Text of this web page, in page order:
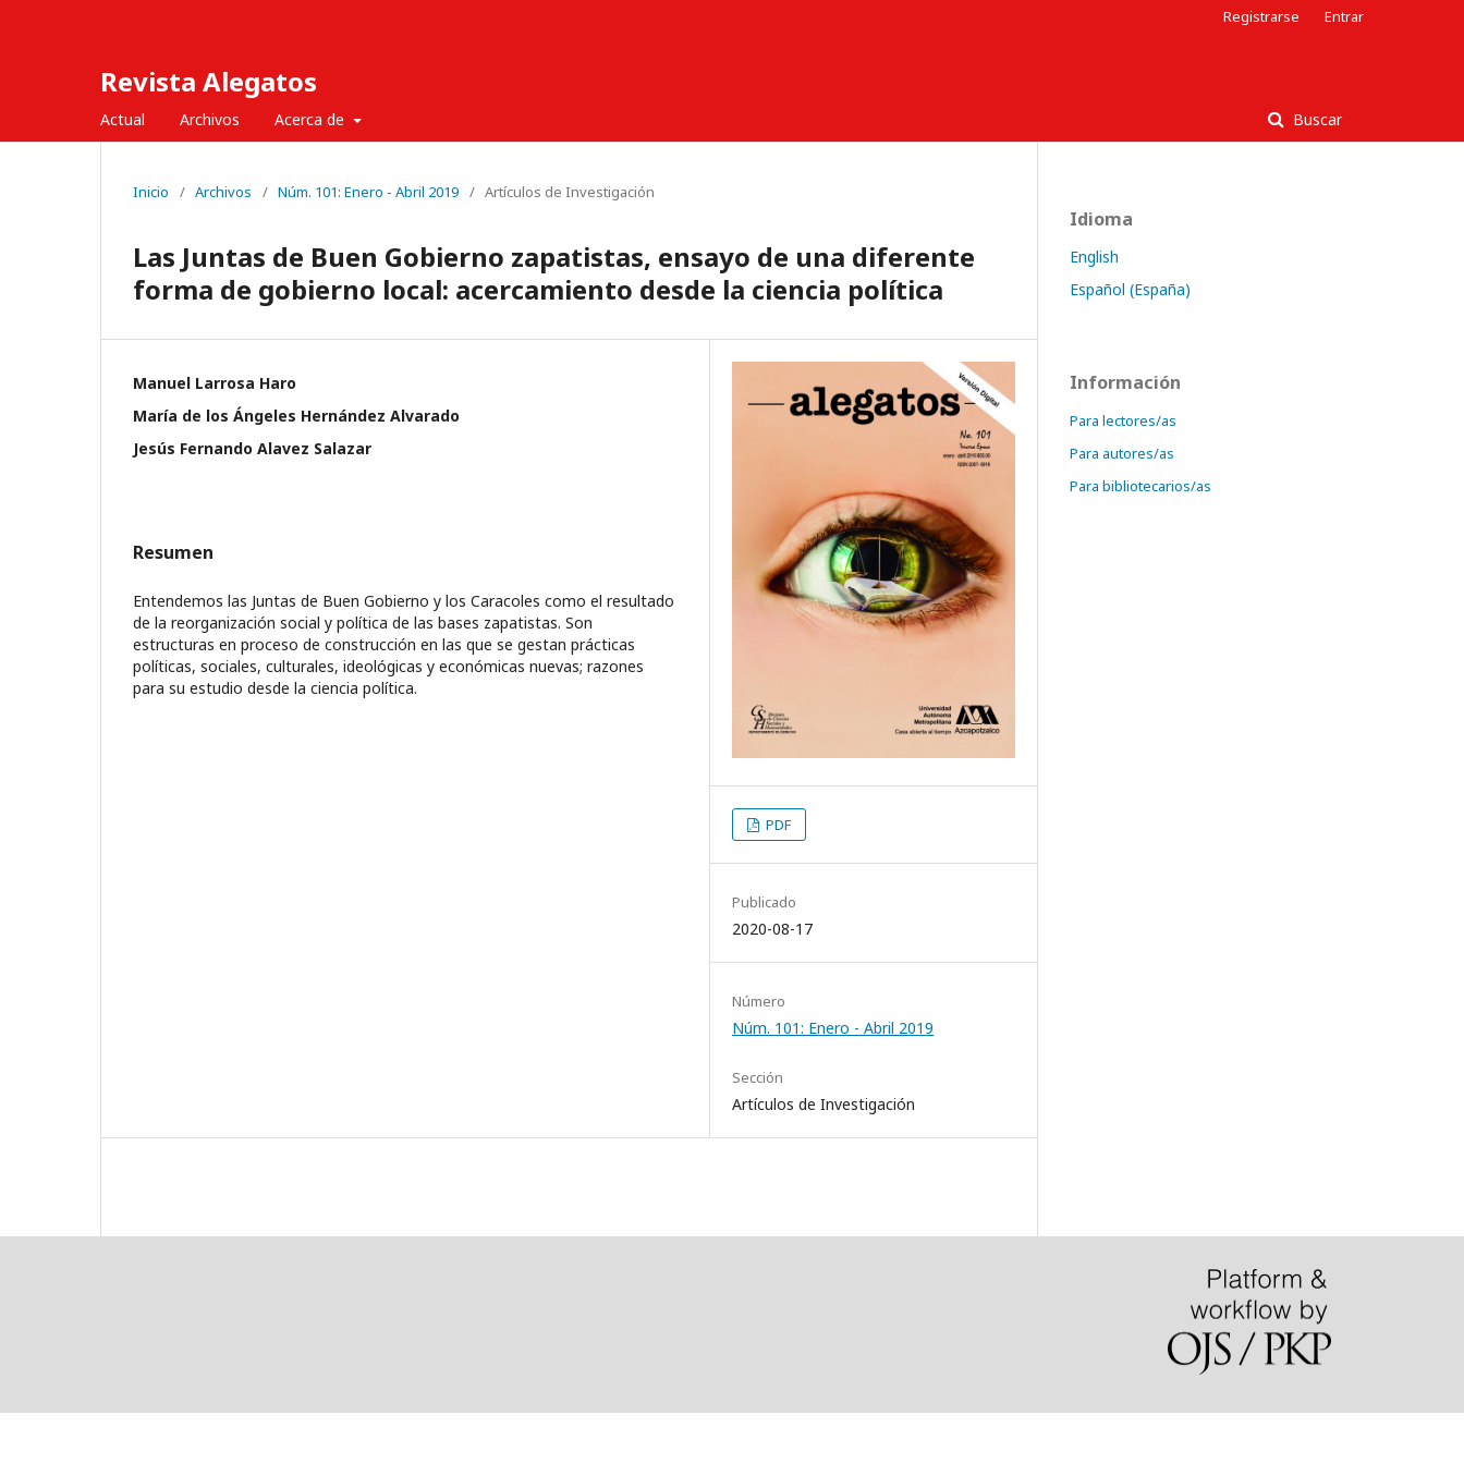
Revista Alegatos
Actual Archivos Acerca de Buscar
Registrarse Entrar
Inicio / Archivos / Núm. 101: Enero - Abril 2019 / Artículos de Investigación
Las Juntas de Buen Gobierno zapatistas, ensayo de una diferente
forma de gobierno local: acercamiento desde la ciencia política
Manuel Larrosa Haro
María de los Ángeles Hernández Alvarado
Jesús Fernando Alavez Salazar
Resumen
Entendemos las Juntas de Buen Gobierno y los Caracoles como el resultado
de la reorganización social y política de las bases zapatistas. Son
estructuras en proceso de construcción en las que se gestan prácticas
políticas, sociales, culturales, ideológicas y económicas nuevas; razones
para su estudio desde la ciencia política.
PDF
Publicado
2020-08-17
Número
Núm. 101: Enero - Abril 2019
Sección
Artículos de Investigación
Idioma
English
Español (España)
Información
Para lectores/as
Para autores/as
Para bibliotecarios/as